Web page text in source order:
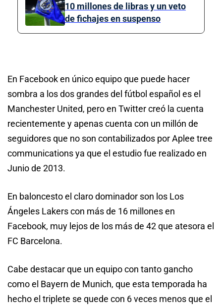
10 millones de libras y un veto
de fichajes en suspenso
En Facebook en único equipo que puede hacer
sombra a los dos grandes del fútbol español es el
Manchester United, pero en Twitter creó la cuenta
recientemente y apenas cuenta con un millón de
seguidores que no son contabilizados por Aplee tree
communications ya que el estudio fue realizado en
Junio de 2013.
En baloncesto el claro dominador son los Los
Ángeles Lakers con más de 16 millones en
Facebook, muy lejos de los más de 42 que atesora el
FC Barcelona.
Cabe destacar que un equipo con tanto gancho
como el Bayern de Munich, que esta temporada ha
hecho el triplete se quede con 6 veces menos que el